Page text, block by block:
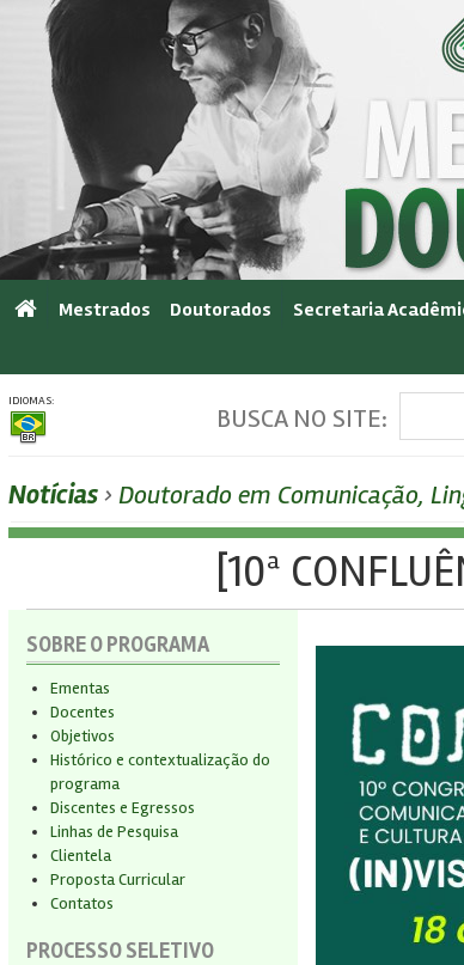
Mestrados Doutorados Secretaria
BUSCA NO SITE:
IDIOMAS:
Notícias› Doutorado em Comunicação,
[10ª
SOBRE O PROGRAMA
Ementas
Docentes
Objetivos
Histórico e contextualização do
programa
Discentes e Egressos
Linhas de Pesquisa
Clientela
Proposta Curricular
Contatos
PROCESSO SELETIVO